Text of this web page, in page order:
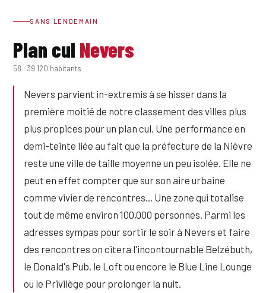
SANS LENDEMAIN
Plan cul Nevers
58 · 39 120 habitants
Nevers parvient in-extremis à se hisser dans la
première moitié de notre classement des villes plus
plus propices pour un plan cul. Une performance en
demi-teinte liée au fait que la préfecture de la Nièvre
reste une ville de taille moyenne un peu isolée. Elle ne
peut en effet compter que sur son aire urbaine
comme vivier de rencontres... Une zone qui totalise
tout de même environ 100,000 personnes. Parmi les
adresses sympas pour sortir le soir à Nevers et faire
des rencontres on citera l'incontournable Belzébuth,
le Donald's Pub, le Loft ou encore le Blue Line Lounge
ou le Privilège pour prolonger la nuit.